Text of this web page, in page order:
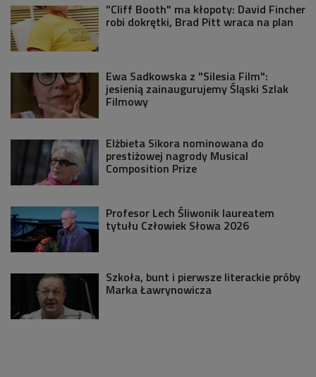
"Cliff Booth" ma kłopoty: David Fincher
robi dokrętki, Brad Pitt wraca na plan
Ewa Sadkowska z "Silesia Film":
jesienią zainaugurujemy Śląski Szlak
Filmowy
Elżbieta Sikora nominowana do
prestiżowej nagrody Musical
Composition Prize
Profesor Lech Śliwonik laureatem
tytułu Człowiek Słowa 2026
Szkoła, bunt i pierwsze literackie próby
Marka Ławrynowicza